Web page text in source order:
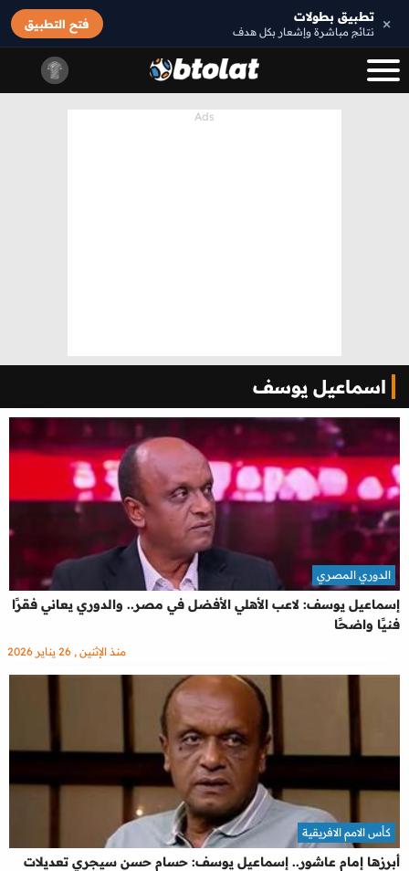
× تطبيق بطولات
نتائج مباشرة وإشعار بكل هدف
فتح التطبيق
اسماعيل يوسف
إسماعيل يوسف: لاعب الأهلي الأفضل في مصر.. والدوري يعاني فقرًا
فنيًا واضحًا
الدوري المصري
منذ الإثنين , 26 يناير 2026
أبرزها إمام عاشور.. إسماعيل يوسف: حسام حسن سيجري تعديلات
كأس الامم الافريقية